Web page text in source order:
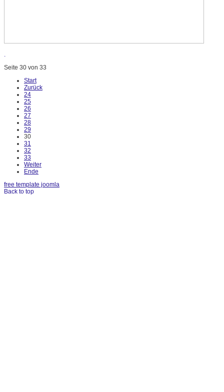
.
Seite 30 von 33
Start
Zurück
24
25
26
27
28
29
30
31
32
33
Weiter
Ende
free template joomla
Back to top